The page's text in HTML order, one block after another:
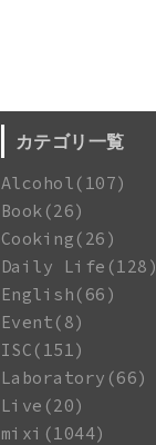
カテゴリ一覧
Alcohol(107)
Book(26)
Cooking(26)
Daily Life(128)
English(66)
Event(8)
ISC(151)
Laboratory(66)
Live(20)
mixi(1044)